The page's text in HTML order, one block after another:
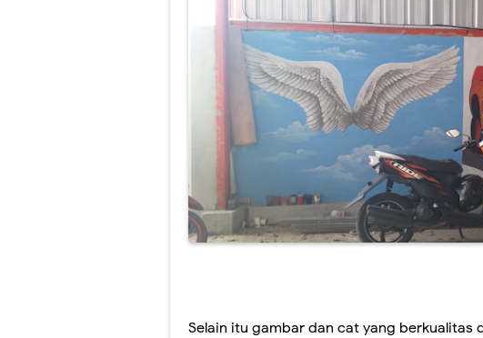
Selain itu gambar dan cat yang berkualitas